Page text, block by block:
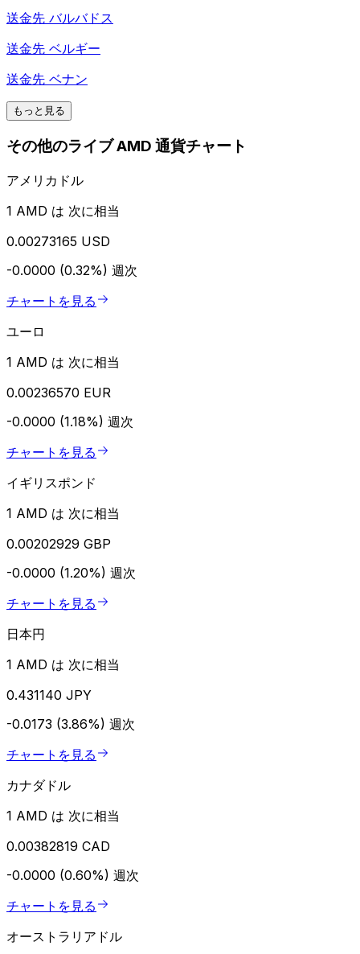
送金先 バルバドス
送金先 ベルギー
送金先 ベナン
もっと見る
その他のライブ AMD 通貨チャート
アメリカドル
1 AMD は 次に相当
0.00273165 USD
-0.0000 (0.32%) 週次
チャートを見る
ユーロ
1 AMD は 次に相当
0.00236570 EUR
-0.0000 (1.18%) 週次
チャートを見る
イギリスポンド
1 AMD は 次に相当
0.00202929 GBP
-0.0000 (1.20%) 週次
チャートを見る
日本円
1 AMD は 次に相当
0.431140 JPY
-0.0173 (3.86%) 週次
チャートを見る
カナダドル
1 AMD は 次に相当
0.00382819 CAD
-0.0000 (0.60%) 週次
チャートを見る
オーストラリアドル